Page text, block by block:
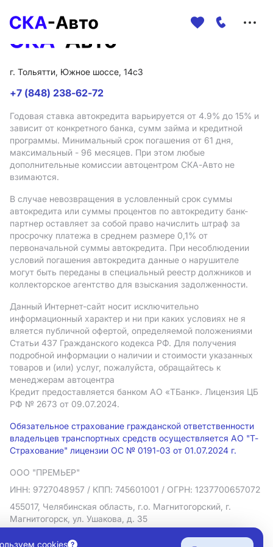
г. Тольятти, Южное шоссе, 14с3
+7 (848) 238-62-72
Годовая ставка автокредита варьируется от 4.9% до 15% и
зависит от конкретного банка, сумм займа и кредитной
программы. Минимальный срок погашения от 61 дня,
максимальный - 96 месяцев. При этом любые
дополнительные комиссии автоцентром СКА-Авто не
взимаются.
В случае невозвращения в условленный срок суммы
автокредита или суммы процентов по автокредиту банк-
партнер оставляет за собой право начислить штраф за
просрочку платежа в среднем размере 0,1% от
первоначальной суммы автокредита. При несоблюдении
условий погашения автокредита данные о нарушителе
могут быть переданы в специальный реестр должников и
коллекторское агентство для взыскания задолженности.
Данный Интернет-сайт носит исключительно
информационный характер и ни при каких условиях не я
вляется публичной офертой, определяемой положениями
Статьи 437 Гражданского кодекса РФ. Для получения
подробной информации о наличии и стоимости указанных
товаров и (или) услуг, пожалуйста, обращайтесь к
менеджерам автоцентра
Кредит предоставляется банком АO «ТБанк». Лицензия ЦБ
РФ № 2673 от 09.07.2024.
Обязательное страхование гражданской ответственности
владельцев транспортных средств осуществляется АО "Т-
Страхование" лицензии ОС № 0191-03 от 01.07.2024 г.
ООО "ПРЕМЬЕР"
ИНН: 9727048957 / КПП: 745601001 / ОГРН: 1237700657072
455017, Челябинская область, г.о. Магнитогорский, г.
Магнитогорск, ул. Ушакова, д. 35
Политика в отношении обработки персональных данных
cookies